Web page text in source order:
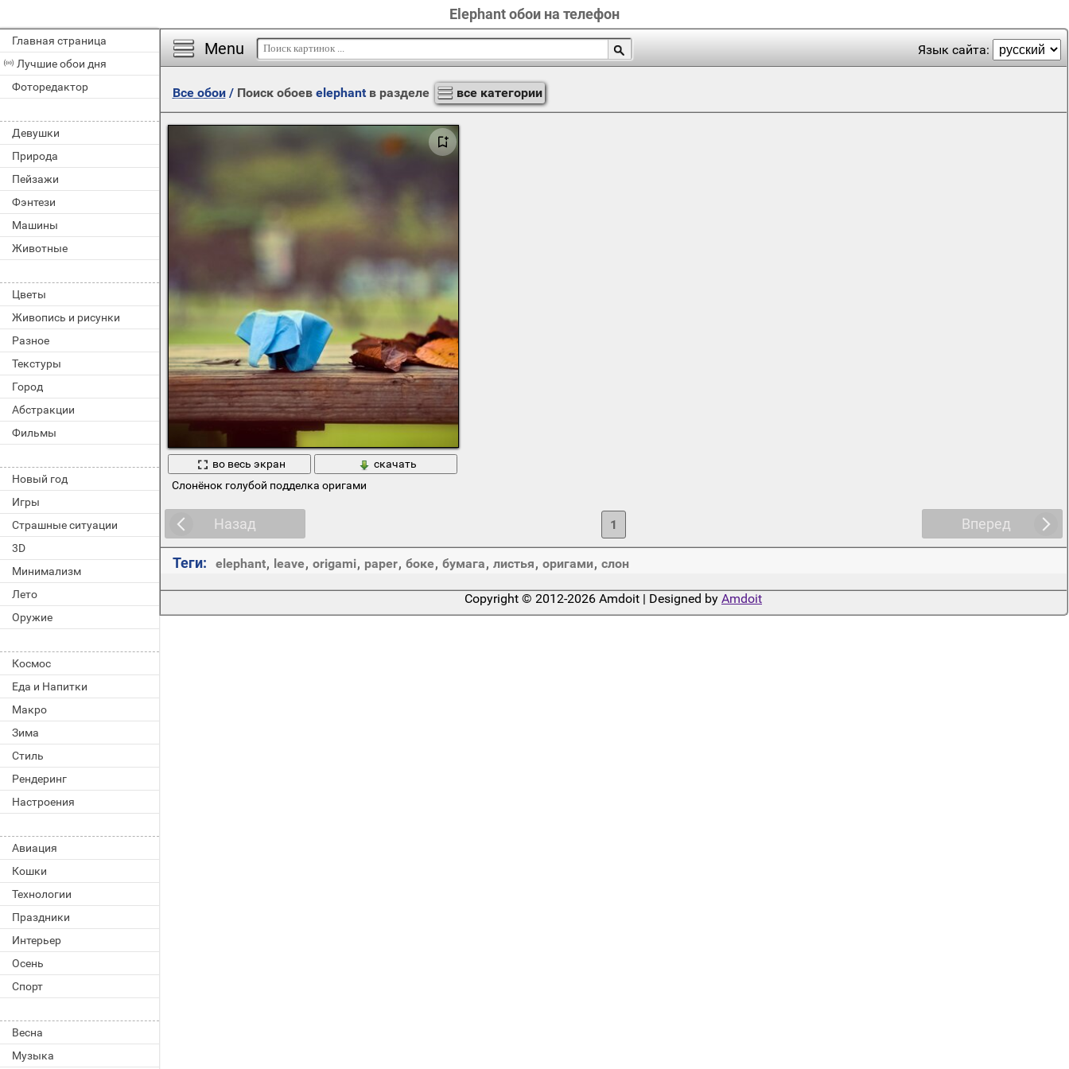
Elephant обои на телефон
Главная страница
Лучшие обои дня
Фоторедактор
Девушки
Природа
Пейзажи
Фэнтези
Машины
Животные
Цветы
Живопись и рисунки
Разное
Текстуры
Город
Абстракции
Фильмы
Новый год
Игры
Страшные ситуации
3D
Минимализм
Лето
Оружие
Космос
Еда и Напитки
Макро
Зима
Стиль
Рендеринг
Настроения
Авиация
Кошки
Технологии
Праздники
Интерьер
Осень
Спорт
Весна
Музыка
Menu Язык сайта:
Все обои/ Поиск обоев elephantв разделе все категории
во весь экран
скачать
Слонёнок голубой подделка оригами
Назад Вперед
1
Теги: elephant, leave, origami, paper, боке, бумага, листья, оригами, слон
Copyright © 2012-2026 Amdoit | Designed by Amdoit